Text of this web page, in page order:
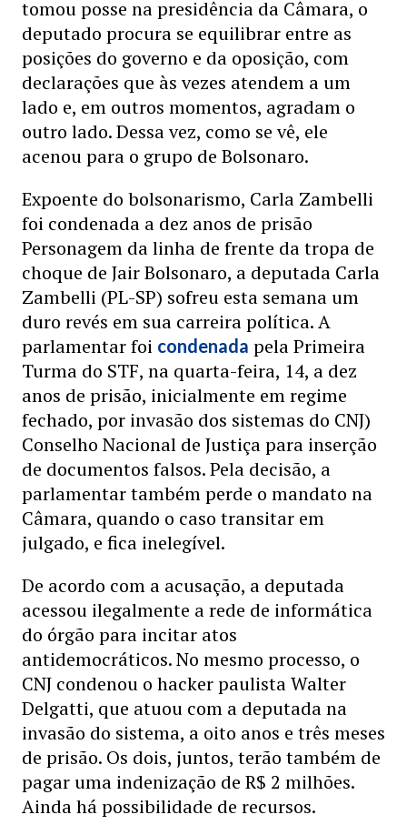
tomou posse na presidência da Câmara, o
deputado procura se equilibrar entre as
posições do governo e da oposição, com
declarações que às vezes atendem a um
lado e, em outros momentos, agradam o
outro lado. Dessa vez, como se vê, ele
acenou para o grupo de Bolsonaro.
Expoente do bolsonarismo, Carla Zambelli
foi condenada a dez anos de prisão
Personagem da linha de frente da tropa de
choque de Jair Bolsonaro, a deputada Carla
Zambelli (PL-SP) sofreu esta semana um
duro revés em sua carreira política. A
parlamentar foi condenada pela Primeira
Turma do STF, na quarta-feira, 14, a dez
anos de prisão, inicialmente em regime
fechado, por invasão dos sistemas do CNJ)
Conselho Nacional de Justiça para inserção
de documentos falsos. Pela decisão, a
parlamentar também perde o mandato na
Câmara, quando o caso transitar em
julgado, e fica inelegível.
De acordo com a acusação, a deputada
acessou ilegalmente a rede de informática
do órgão para incitar atos
antidemocráticos. No mesmo processo, o
CNJ condenou o hacker paulista Walter
Delgatti, que atuou com a deputada na
invasão do sistema, a oito anos e três meses
de prisão. Os dois, juntos, terão também de
pagar uma indenização de R$ 2 milhões.
Ainda há possibilidade de recursos.